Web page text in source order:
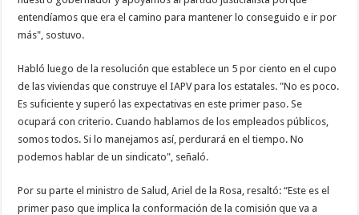
entendíamos que era el camino para mantener lo conseguido e ir por
más", sostuvo.
Habló luego de la resolución que establece un 5 por ciento en el cupo
de las viviendas que construye el IAPV para los estatales. "No es poco.
Es suficiente y superó las expectativas en este primer paso. Se
ocupará con criterio. Cuando hablamos de los empleados públicos,
somos todos. Si lo manejamos así, perdurará en el tiempo. No
podemos hablar de un sindicato", señaló.
Por su parte el ministro de Salud, Ariel de la Rosa, resaltó: “Este es el
primer paso que implica la conformación de la comisión que va a